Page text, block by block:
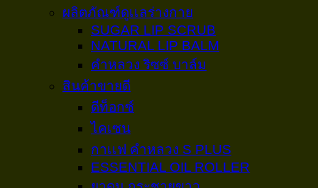
ผลิตภัณฑ์ดูเเลร่างกาย
SUGAR LIP SCRUB
NATURAL LIP BALM
คำหลวง ริซซ์ บาล์ม
สินค้าขายดี
ดีท็อกซ์
ไคเซน
กาเเฟ คำหลวง S PLUS
ESSENTIAL OIL ROLLER